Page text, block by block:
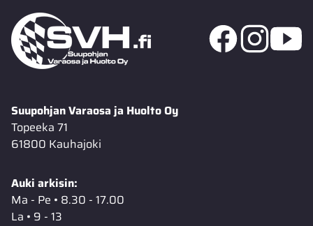
Suupohjan Varaosa ja Huolto Oy
Topeeka 71
61800 Kauhajoki
Auki arkisin:
Ma - Pe • 8.30 - 17.00
La • 9 - 13